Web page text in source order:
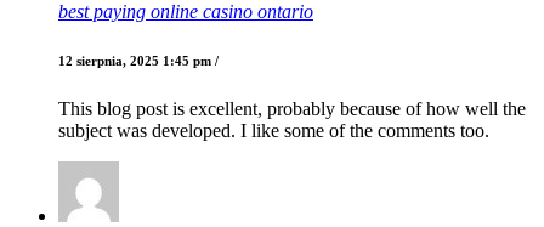
best paying online casino ontario
12 sierpnia, 2025 1:45 pm /
This blog post is excellent, probably because of how well the
subject was developed. I like some of the comments too.